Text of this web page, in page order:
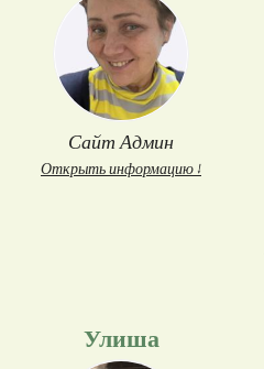
Сайт Админ
Открыть информацию ↓
Улиша